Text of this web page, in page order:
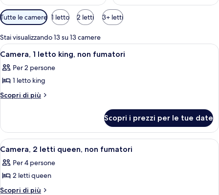
Filtri
disponibili
per
le
camere
Tutte le camere 1 letto 2 letti 3+ letti
Stai visualizzando 13 su 13 camere
Apri
tutte
le
foto
per
letto
king,
non
fumatori
Camera d'albergo con un letto, una
4
Camera, 1 letto king, non fumatori
Per 2 persone
1 letto king
Scopri di più
Altri
1
letto
king,
fumatori
Scopri i prezzi per le tue date
Apri
tutte
le
foto
per
Camera d'albergo con due letti, una
4
Camera, 2 letti queen, non fumatori
Per 4 persone
2 letti queen
Scopri di più
Altri